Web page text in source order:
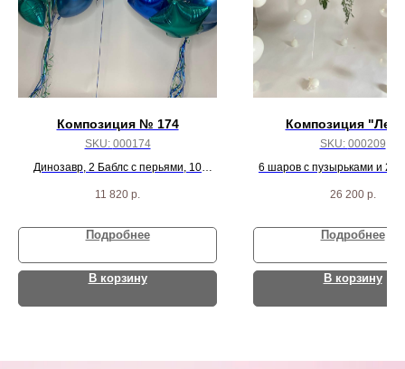
Композиция № 174
SKU: 000174
Динозавр, 2 Баблс с перьями, 10
11 820 р.
Подробнее
В корзину
Композиция
SKU: 000209
6 шаров с пузырьками и 2 с
26 200 р.
Подробнее
В корзину